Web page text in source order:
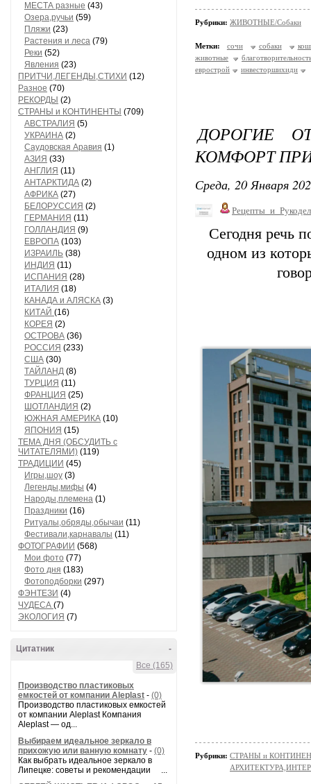
МЕСТА разные (43)
Озера,ручьи (59)
Пляжи (23)
Растения и леса (79)
Реки (52)
Явления (23)
ПРИТЧИ,ЛЕГЕНДЫ,СТИХИ (12)
Разное (70)
РЕКОРДЫ (2)
СТРАНЫ и КОНТИНЕНТЫ (709)
АВСТРАЛИЯ (5)
УКРАИНА (2)
Саудовская Аравия (1)
АЗИЯ (33)
АНГЛИЯ (11)
АНТАРКТИДА (2)
АФРИКА (27)
БЕЛОРУССИЯ (2)
ГЕРМАНИЯ (11)
ГОЛЛАНДИЯ (9)
ЕВРОПА (103)
ИЗРАИЛЬ (38)
ИНДИЯ (11)
ИСПАНИЯ (28)
ИТАЛИЯ (18)
КАНАДА и АЛЯСКА (3)
КИТАЙ (16)
КОРЕЯ (2)
ОСТРОВА (36)
РОССИЯ (233)
США (30)
ТАЙЛАНД (8)
ТУРЦИЯ (11)
ФРАНЦИЯ (25)
ШОТЛАНДИЯ (2)
ЮЖНАЯ АМЕРИКА (10)
ЯПОНИЯ (15)
ТЕМА ДНЯ (ОБСУДИТЬ с
ЧИТАТЕЛЯМИ) (119)
ТРАДИЦИИ (45)
Игры,шоу (3)
Легенды,мифы (4)
Народы,племена (1)
Праздники (16)
Ритуалы,обряды,обычаи (11)
Фестивали,карнавалы (11)
ФОТОГРАФИИ (568)
Мои фото (77)
Фото дня (183)
Фотоподборки (297)
ФЭНТЕЗИ (4)
ЧУДЕСА (7)
ЭКОЛОГИЯ (7)
-
Цитатник
Все (165)
Производство пластиковых
емкостей от компании Aleplast - (0)
Производство пластиковых емкостей
от компании Aleplast Компания
Aleplast — од...
Выбираем идеальное зеркало в
прихожую или ванную комнату - (0)
Как выбрать идеальное зеркало в
Липецке: советы и рекомендации ...
Рубрики: ЖИВОТНЫЕ/Собаки
Метки: сочи собаки
животные
еврострой
инвесторшихиди
ДОРОГИЕ
КОМФОРТ
Среда, 20 Января
Сегодня речь
одном из
Рубрики: СТРАНЫ и